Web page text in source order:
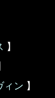
】
ィン 】